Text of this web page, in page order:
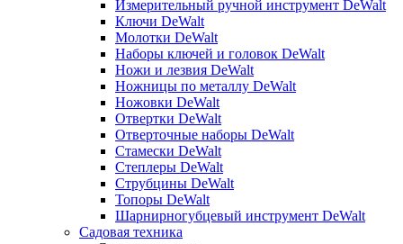
Измерительный ручной инструмент DeWalt
Ключи DeWalt
Молотки DeWalt
Наборы ключей и головок DeWalt
Ножи и лезвия DeWalt
Ножницы по металлу DeWalt
Ножовки DeWalt
Отвертки DeWalt
Отверточные наборы DeWalt
Стамески DeWalt
Степлеры DeWalt
Струбцины DeWalt
Топоры DeWalt
Шарнирногубцевый инструмент DeWalt
Садовая техника